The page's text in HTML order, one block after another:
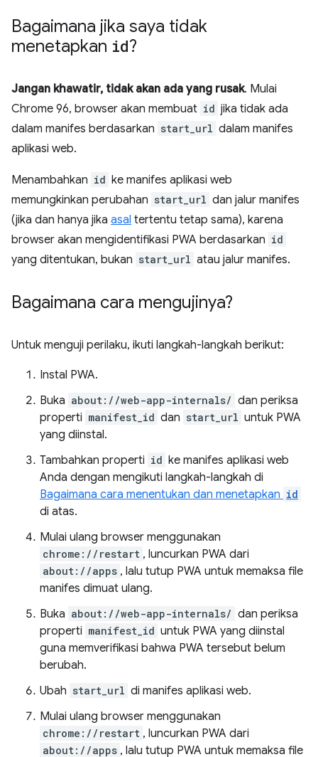
Bagaimana jika saya tidak
menetapkan id?
Jangan khawatir, tidak akan ada yang rusak. Mulai
Chrome 96, browser akan membuat id jika tidak ada
dalam manifes berdasarkan start_url dalam manifes
aplikasi web.
Menambahkan id ke manifes aplikasi web
memungkinkan perubahan start_url dan jalur manifes
(jika dan hanya jika asal tertentu tetap sama), karena
browser akan mengidentifikasi PWA berdasarkan id
yang ditentukan, bukan start_url atau jalur manifes.
Bagaimana cara mengujinya?
Untuk menguji perilaku, ikuti langkah-langkah berikut:
Instal PWA.
Buka about://web-app-internals/ dan periksa
properti manifest_id dan start_url untuk PWA
yang diinstal.
Tambahkan properti id ke manifes aplikasi web
Anda dengan mengikuti langkah-langkah di
Bagaimana cara menentukan dan menetapkan id
di atas.
Mulai ulang browser menggunakan
chrome://restart , luncurkan PWA dari
about://apps , lalu tutup PWA untuk memaksa file
manifes dimuat ulang.
Buka about://web-app-internals/ dan periksa
properti manifest_id untuk PWA yang diinstal
guna memverifikasi bahwa PWA tersebut belum
berubah.
Ubah start_url di manifes aplikasi web.
Mulai ulang browser menggunakan
chrome://restart , luncurkan PWA dari
about://apps , lalu tutup PWA untuk memaksa file